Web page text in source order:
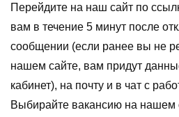
Перейдите на наш сайт по
вам в течение 5 минут после
сообщении (если ранее вы не
нашем сайте, вам придут
кабинет), на почту и в чат с
Выбирайте вакансию на нашем